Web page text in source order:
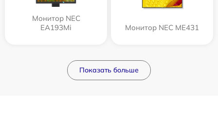
Монитор NEC
EA193Mi
Монитор NEC ME431
Показать больше